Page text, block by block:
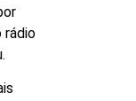
rádio